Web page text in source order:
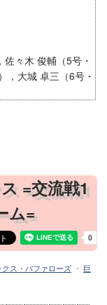
々木 俊輔（5号・
，大城 卓三（6号・
=交流戦1
ム=
クス・バファローズ ・ 巨